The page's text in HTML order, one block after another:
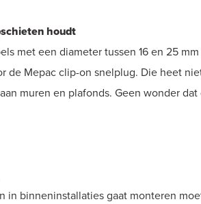
houdt
met een diameter tussen 16 en 25
de Mepac clip-on snelplug. Die heet
muren en plafonds. Geen wonder
in binneninstallaties gaat monteren